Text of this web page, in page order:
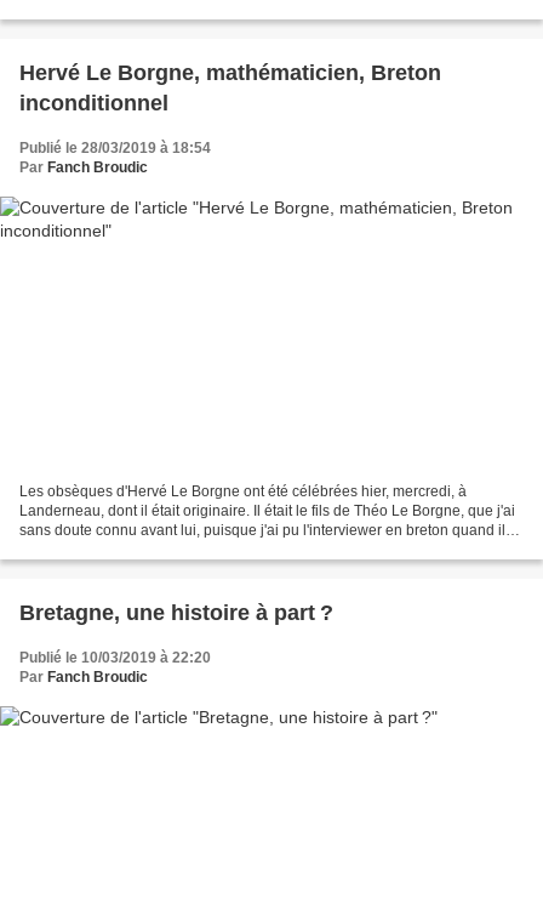
Hervé Le Borgne, mathématicien, Breton
inconditionnel
Publié le 28/03/2019 à 18:54
Par Fanch Broudic
Les obsèques d'Hervé Le Borgne ont été célébrées hier, mercredi, à
Landerneau, dont il était originaire. Il était le fils de Théo Le Borgne, que j'ai
sans doute connu avant lui, puisque j'ai pu l'interviewer en breton quand il
Bretagne, une histoire à part ?
Publié le 10/03/2019 à 22:20
Par Fanch Broudic